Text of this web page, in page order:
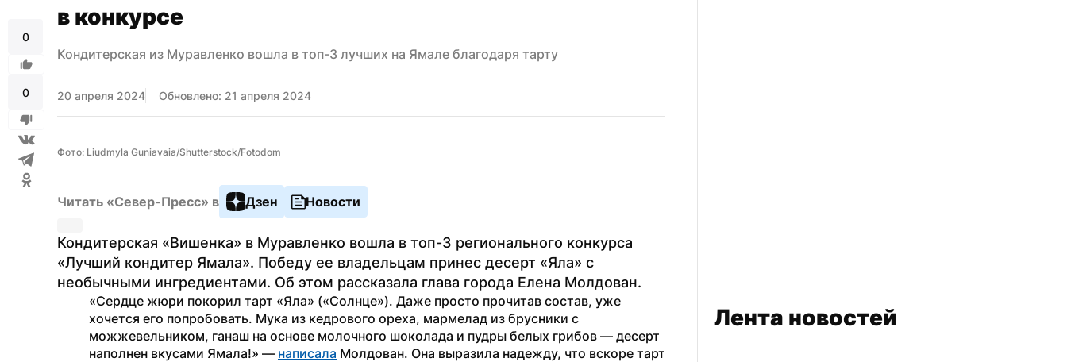
0
0
в конкурсе
Кондитерская из Муравленко вошла в топ-3 лучших на Ямале благодаря тарту
20 апреля 2024 Обновлено: 21 апреля 2024
Фото: Liudmyla Guniavaia/Shutterstock/Fotodom
Читать «Север-Пресс» в Дзен Новости
Кондитерская «Вишенка» в Муравленко вошла в топ-3 регионального конкурса
«Лучший кондитер Ямала». Победу ее владельцам принес десерт «Яла» с
необычными ингредиентами. Об этом рассказала глава города Елена Молдован.
«Сердце жюри покорил тарт «Яла» («Солнце»). Даже просто прочитав состав, уже
хочется его попробовать. Мука из кедрового ореха, мармелад из брусники с
можжевельником, ганаш на основе молочного шоколада и пудры белых грибов — десерт
наполнен вкусами Ямала!» — написала Молдован. Она выразила надежду, что вскоре тарт
Лента новостей